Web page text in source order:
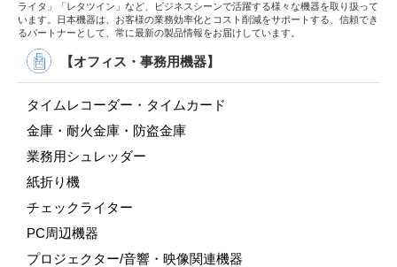
ライタ」「レタツイン」など、ビジネスシーンで活躍する様々な機器を取り扱って
います。日本機器は、お客様の業務効率化とコスト削減をサポートする、信頼でき
るパートナーとして、常に最新の製品情報をお届けしています。
【オフィス・事務用機器】
タイムレコーダー・タイムカード
金庫・耐火金庫・防盗金庫
業務用シュレッダー
紙折り機
チェックライター
PC周辺機器
プロジェクター/音響・映像関連機器